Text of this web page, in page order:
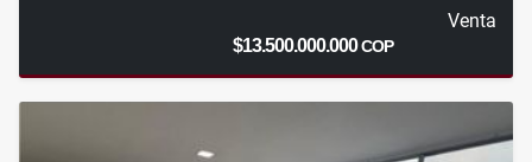
Venta
$13.500.000.000COP